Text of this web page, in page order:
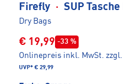
Firefly · SUP
Dry Bags
€ 19,99 -33 %
Onlinepreis inkl. MwSt. zzgl.
UVP* € 29,99